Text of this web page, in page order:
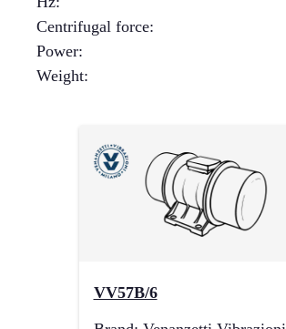
Centrifugal force:
Power:
Weight:
VV57B/6